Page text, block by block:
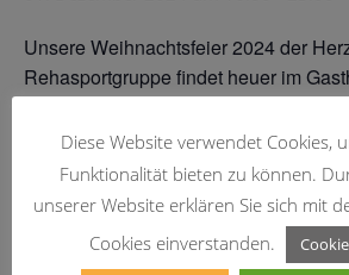
Unsere Weihnachtsfeier 2024 der
Rehasportgruppe findet heuer im
Zum Kalender hinzufügen
Diese Website verwendet Cookies,
Funktionalität bieten zu können.
unserer Website erklären Sie sich mit
Cookies einverstanden.